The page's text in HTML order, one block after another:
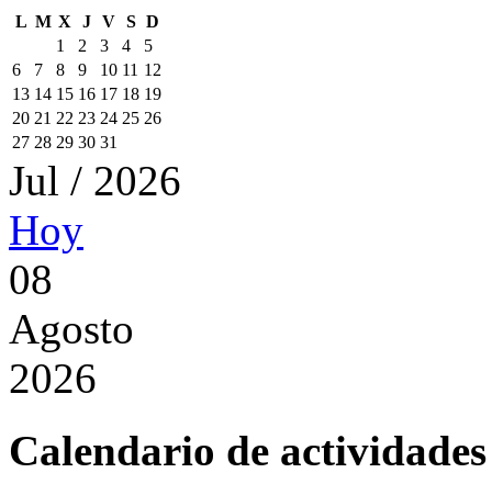
L M X J V S D
1
2 3 4
5
6
7 8 9 10 11 12
13 14 15 16 17 18 19
20 21 22 23 24 25 26
27 28 29 30 31
Jul / 2026
Hoy
08
Agosto
2026
Calendario de actividades